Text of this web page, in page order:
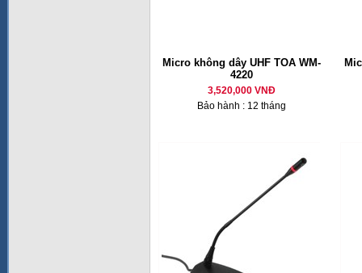
Micro không dây UHF TOA WM-
4220
3,520,000 VNĐ
Bảo hành : 12 tháng